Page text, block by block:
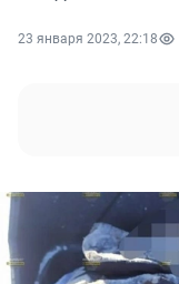
23 января 2023, 22:18